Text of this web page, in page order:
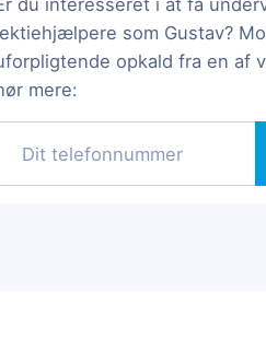
du interesseret i at få
som Gustav?
opkald fra en af
mere: